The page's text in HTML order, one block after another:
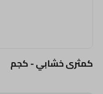
كمثرى خشابي - كجم